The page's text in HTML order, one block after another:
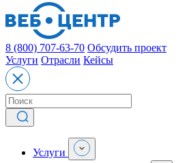
8 (800) 707-63-70 Обсудить проект
Услуги Отрасли Кейсы
Услуги